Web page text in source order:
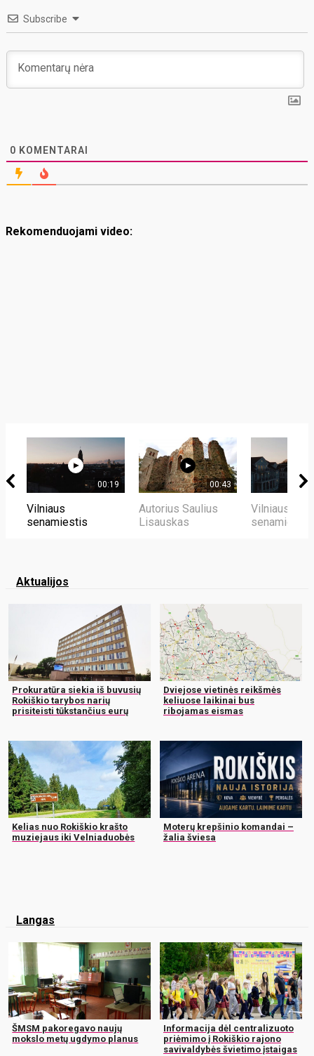
Subscribe
0 KOMENTARAI
Rekomenduojami video:
00:19
Vilniaus
senamiestis
00:43
Autorius Saulius
Lisauskas
Vilniaus
senamiestis
Aktualijos
Prokuratūra siekia iš buvusių
Rokiškio tarybos narių
prisiteisti tūkstančius eurų
Dviejose vietinės reikšmės
keliuose laikinai bus
ribojamas eismas
Kelias nuo Rokiškio krašto
muziejaus iki Velniaduobės
Moterų krepšinio komandai –
žalia šviesa
Langas
ŠMSM pakoregavo naujų
mokslo metų ugdymo planus
Informacija dėl centralizuoto
priėmimo į Rokiškio rajono
savivaldybės švietimo įstaigas